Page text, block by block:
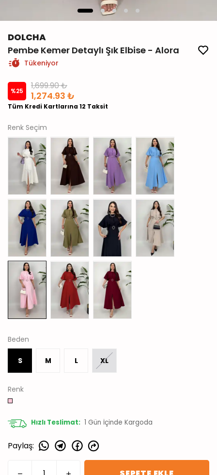
DOLCHA
Pembe Kemer Detaylı Şık Elbise - Alora
Tükeniyor
%25 1,699.90 ₺
1,274.93 ₺
Tüm Kredi Kartlarına 12 Taksit
Renk Seçim
Beden
S M L XL
Renk
Hızlı Teslimat: 1 Gün İçinde Kargoda
Paylaş: